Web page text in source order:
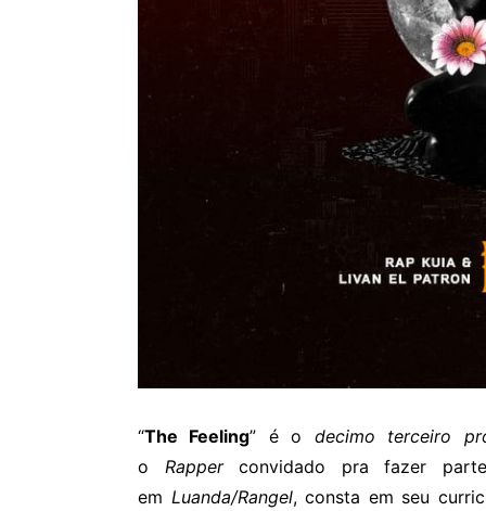
“The Feeling” é o decimo terceiro
o Rapperconvidado pra fazer
em Luanda/Rangel, consta em seu